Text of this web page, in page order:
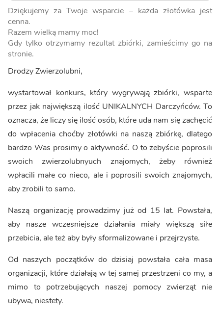
Dziękujemy za Twoje wsparcie – każda złotówka jest
cenna.
Razem wielką mamy moc!
Gdy tylko otrzymamy rezultat zbiórki, zamieścimy go na
stronie.
Drodzy Zwierzolubni,
wystartował konkurs, który wygrywają zbiórki, wsparte
przez jak największą ilość UNIKALNYCH Darczyńców. To
oznacza, że liczy się ilość osób, które uda nam się zachęcić
do wpłacenia choćby złotówki na naszą zbiórkę, dlatego
bardzo Was prosimy o aktywność. O to żebyście poprosili
swoich zwierzolubnyuch znajomych, żeby również
wpłacili małe co nieco, ale i poprosili swoich znajomych,
aby zrobili to samo.
Naszą organizację prowadzimy już od 15 lat. Powstała,
aby nasze wczesniejsze działania miały większą siłe
przebicia, ale też aby były sformalizowane i przejrzyste.
Od naszych początków do dzisiaj powstała cała masa
organizacji, które działają w tej samej przestrzeni co my, a
mimo to potrzebujących naszej pomocy zwierząt nie
ubywa, niestety.